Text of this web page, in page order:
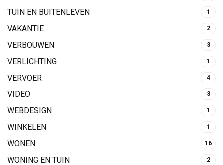
TUIN EN BUITENLEVEN 1
VAKANTIE 2
VERBOUWEN 3
VERLICHTING 1
VERVOER 4
VIDEO 3
WEBDESIGN 1
WINKELEN 1
WONEN 16
WONING EN TUIN 2